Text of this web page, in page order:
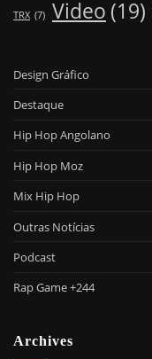
TRX (7) Video (19)
Design Gráfico
Destaque
Hip Hop Angolano
Hip Hop Moz
Mix Hip Hop
Outras Notícias
Podcast
Rap Game +244
Archives